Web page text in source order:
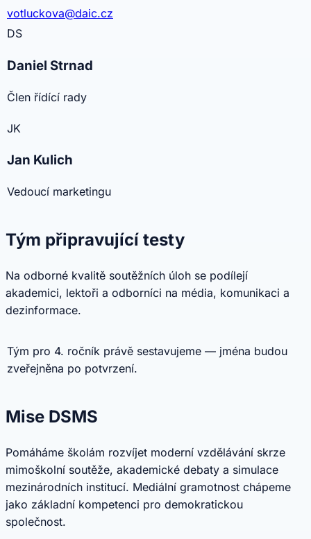
votluckova@daic.cz
DS
Daniel Strnad
Člen řídící rady
JK
Jan Kulich
Vedoucí marketingu
Tým připravující testy
Na odborné kvalitě soutěžních úloh se podílejí
akademici, lektoři a odborníci na média, komunikaci a
dezinformace.
Tým pro 4. ročník právě sestavujeme — jména budou
zveřejněna po potvrzení.
Mise DSMS
Pomáháme školám rozvíjet moderní vzdělávání skrze
mimoškolní soutěže, akademické debaty a simulace
mezinárodních institucí. Mediální gramotnost chápeme
jako základní kompetenci pro demokratickou
společnost.